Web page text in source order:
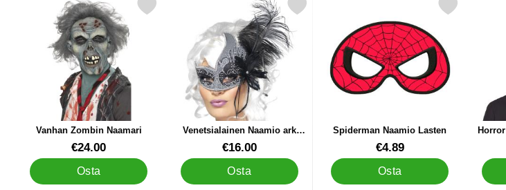
Vanhan Zombin Naamari
Tuote.nro 1069€24.00
Osta
Merkitse vanhan Zombin Naamari suosikiksi
Venetsialainen Naamio ark
Archangel
Tuote.nro 11817€16.00
Osta
Merkitse venetsialainen Naamio ark Archangel suosikiksi
Spiderman Naamio Lasten
Tuote.nro 41982€4.89
Osta
Merkitse spiderman Naamio Lasten